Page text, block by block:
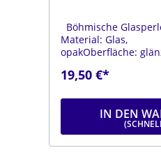
Böhmische
Material: Glas,
opakOberfläche:
19,50 €*
IN DEN